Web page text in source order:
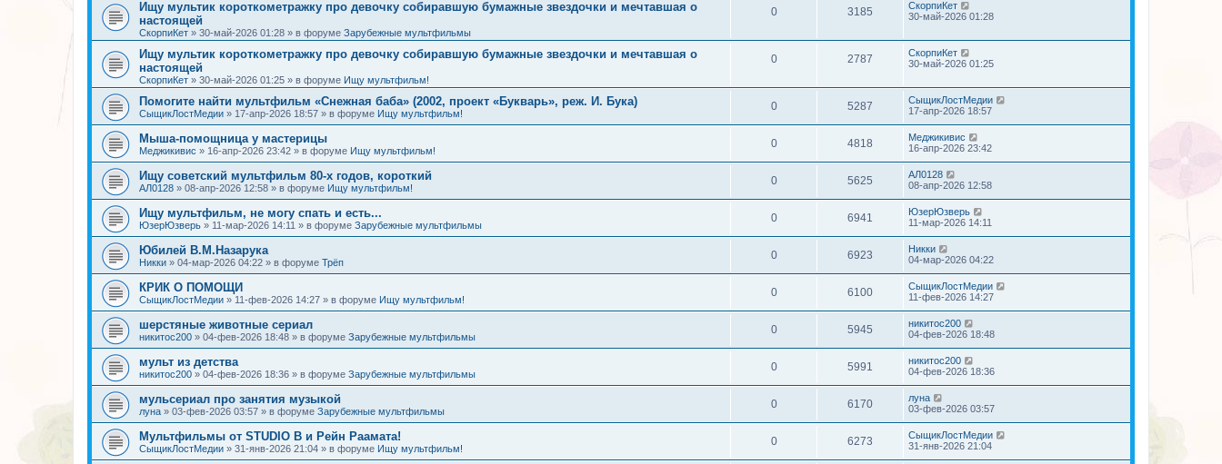
Ищу мультик короткометражку про девочку собиравшую бумажные звездочки и мечтавшая о
настоящей
СкорпиКет » 30-май-2026 01:28 » в форуме Зарубежные мультфильмы
0 3185
СкорпиКет
30-май-2026 01:28
Ищу мультик короткометражку про девочку собиравшую бумажные звездочки и мечтавшая о
настоящей
СкорпиКет » 30-май-2026 01:25 » в форуме Ищу мультфильм!
0 2787
СкорпиКет
30-май-2026 01:25
Помогите найти мультфильм «Снежная баба» (2002, проект «Букварь», реж. И. Бука)
СыщикЛостМедии » 17-апр-2026 18:57 » в форуме Ищу мультфильм!
0 5287
СыщикЛостМедии
17-апр-2026 18:57
Мыша-помощница у мастерицы
Меджикивис » 16-апр-2026 23:42 » в форуме Ищу мультфильм!
0 4818
Меджикивис
16-апр-2026 23:42
Ищу советский мультфильм 80-х годов, короткий
АЛ0128 » 08-апр-2026 12:58 » в форуме Ищу мультфильм!
0 5625
АЛ0128
08-апр-2026 12:58
Ищу мультфильм, не могу спать и есть...
ЮзерЮзверь » 11-мар-2026 14:11 » в форуме Зарубежные мультфильмы
0 6941
ЮзерЮзверь
11-мар-2026 14:11
Юбилей В.М.Назарука
Никки » 04-мар-2026 04:22 » в форуме Трёп
0 6923
Никки
04-мар-2026 04:22
КРИК О ПОМОЩИ
СыщикЛостМедии » 11-фев-2026 14:27 » в форуме Ищу мультфильм!
0 6100
СыщикЛостМедии
11-фев-2026 14:27
шерстяные животные сериал
никитос200 » 04-фев-2026 18:48 » в форуме Зарубежные мультфильмы
0 5945
никитос200
04-фев-2026 18:48
мульт из детства
никитос200 » 04-фев-2026 18:36 » в форуме Зарубежные мультфильмы
0 5991
никитос200
04-фев-2026 18:36
мульсериал про занятия музыкой
луна » 03-фев-2026 03:57 » в форуме Зарубежные мультфильмы
0 6170
луна
03-фев-2026 03:57
Мультфильмы от STUDIO B и Рейн Раамата!
СыщикЛостМедии » 31-янв-2026 21:04 » в форуме Ищу мультфильм!
0 6273
СыщикЛостМедии
31-янв-2026 21:04